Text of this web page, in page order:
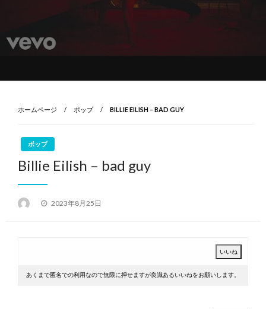
ホームページ ポップ BILLIE EILISH – BAD GUY
ポップ
Billie Eilish – bad guy
投
2023年8月25日
あくまで匿名での利用なので無限に押せますが良識あるいいねをお願いします。